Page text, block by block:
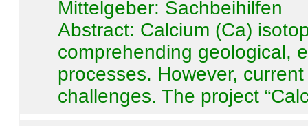
Mittelgeber: Sachbeihilfen
Abstract: Calcium (Ca)
comprehending geological,
processes. However,
challenges. The project